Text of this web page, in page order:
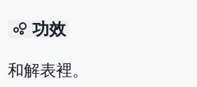
bubble_chart 功效
和解表裡。